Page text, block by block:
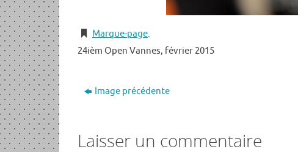
Marque-page.
24ièm Open Vannes, février 2015
Image précédente
Laisser un commentaire